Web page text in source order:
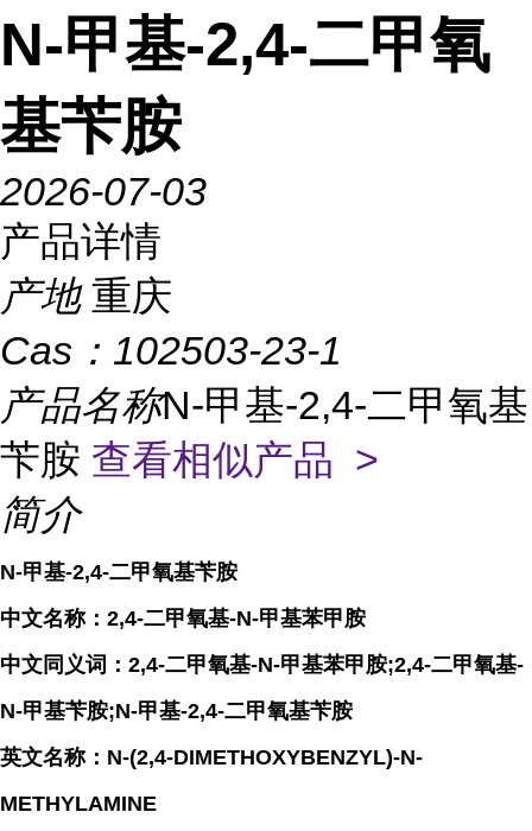
N-甲基-2,4-二甲氧
基苄胺
2026-07-03
产品详情
产地 重庆
Cas： 102503-23-1
产品名称N-甲基-2,4-二甲氧基
苄胺 查看相似产品 >
简介
N-甲基-2,4-二甲氧基苄胺
中文名称：2,4-二甲氧基-N-甲基苯甲胺
中文同义词：2,4-二甲氧基-N-甲基苯甲胺;2,4-二甲氧基-
N-甲基苄胺;N-甲基-2,4-二甲氧基苄胺
英文名称：N-(2,4-DIMETHOXYBENZYL)-N-
METHYLAMINE